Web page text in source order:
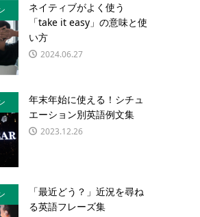
ネイティブがよく使う
「take it easy」の意味と使
い方
2024.06.27
年末年始に使える！シチュ
エーション別英語例文集
2023.12.26
「最近どう？」近況を尋ね
る英語フレーズ集